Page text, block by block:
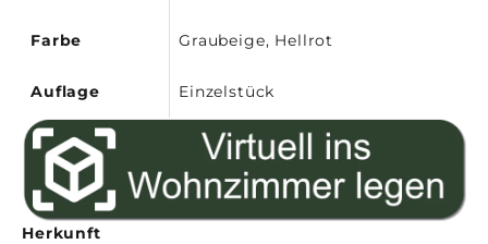
Farbe Graubeige, Hellrot
Auflage Einzelstück
Herkunft